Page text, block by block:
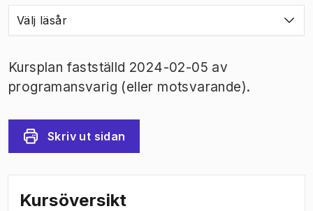
Välj läsår
Kursplan fastställd 2024-02-05 av
programansvarig (eller motsvarande).
Skriv ut sidan
Kursöversikt